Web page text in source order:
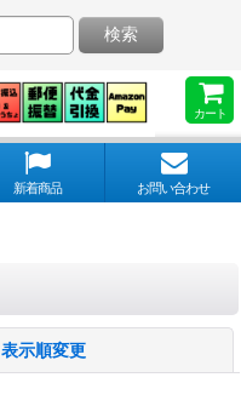
カート
検索
新着商品 お問い合わせ
表示順変更